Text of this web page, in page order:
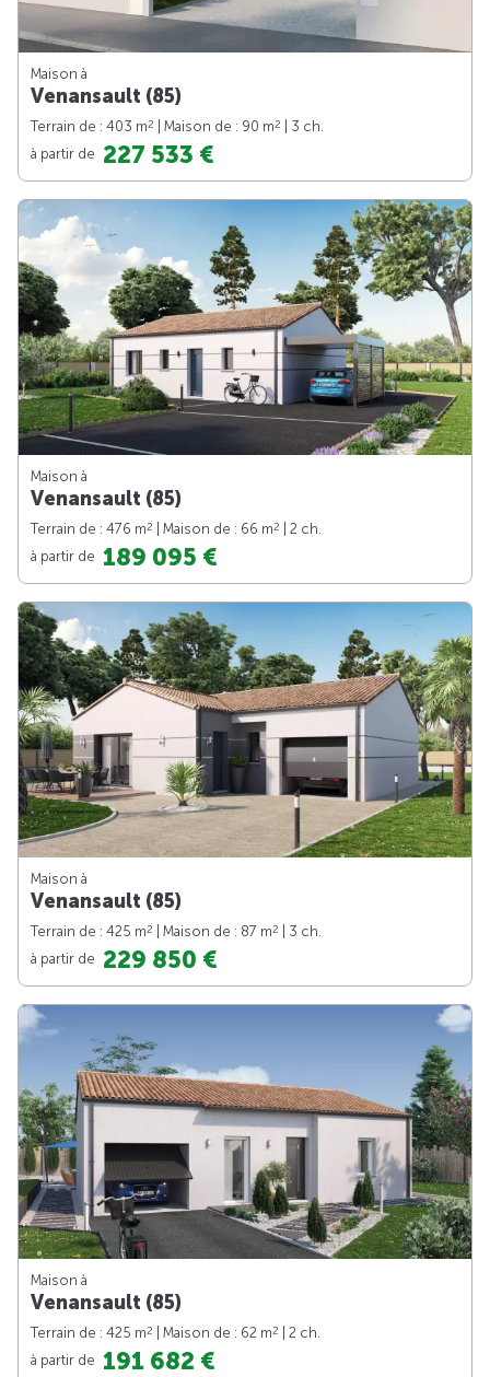
Maison à
Venansault (85)
Terrain de : 403 m2 | Maison de : 90 m2
| 3 ch.
à partir de 227 533 €
Maison à
Venansault (85)
Terrain de : 476 m2 | Maison de : 66 m2
| 2 ch.
à partir de 189 095 €
Maison à
Venansault (85)
Terrain de : 425 m2 | Maison de : 87 m2
| 3 ch.
à partir de 229 850 €
Maison à
Venansault (85)
Terrain de : 425 m2 | Maison de : 62 m2
| 2 ch.
à partir de 191 682 €